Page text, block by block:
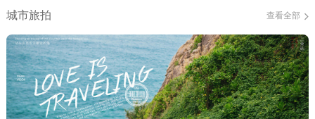
城市旅拍 查看全部